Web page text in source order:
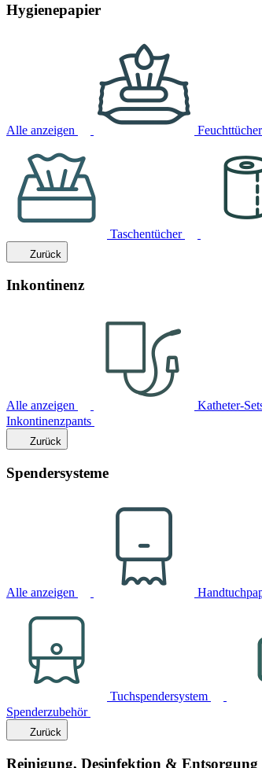
Hygienepapier
Alle anzeigen
Taschentücher
Zurück
Inkontinenz
Alle anzeigen Katheter-
Inkontinenzpants
Zurück
Spendersysteme
Alle anzeigen
Tuchspendersystem
Spenderzubehör
Zurück
Reinigung, Desinfektion & Entsorgung